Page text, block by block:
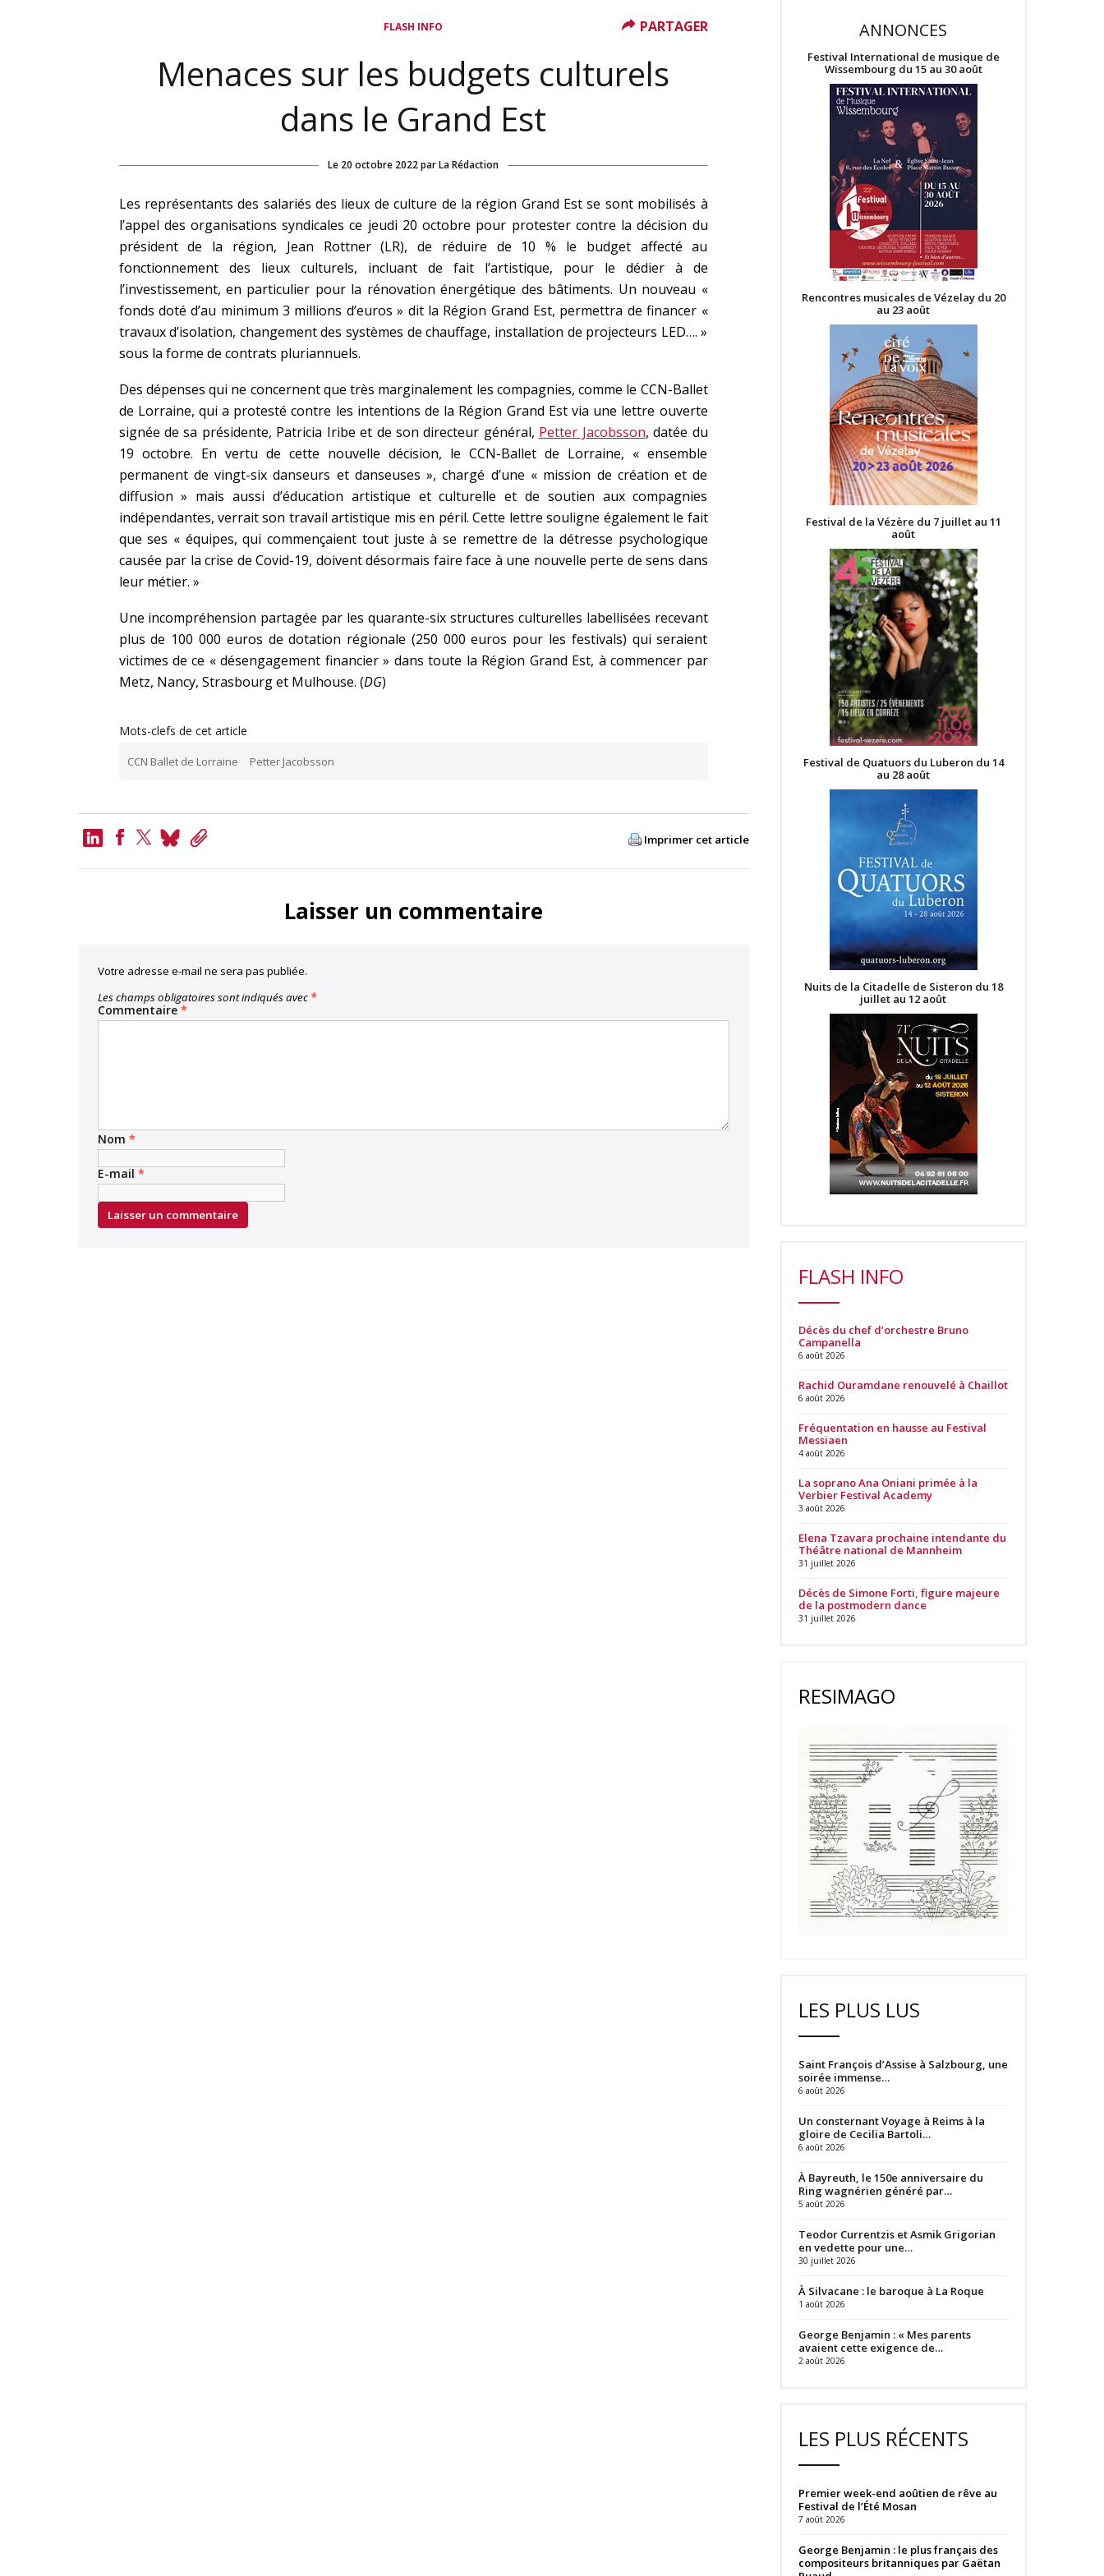
FLASH INFO
Menaces sur les budgets culturels
dans le Grand Est
Le 20 octobre 2022parLa Rédaction
Les représentants des salariés des lieux de culture de la région Grand Est se sont mobilisés à
l’appel des organisations syndicales ce jeudi 20 octobre pour protester contre la décision du
président de la région, Jean Rottner (LR), de réduire de 10 % le budget affecté au
fonctionnement des lieux culturels, incluant de fait l’artistique, pour le dédier à de
l’investissement, en particulier pour la rénovation énergétique des bâtiments. Un nouveau «
fonds doté d’au minimum 3 millions d’euros » dit la Région Grand Est, permettra de financer «
travaux d’isolation, changement des systèmes de chauffage, installation de projecteurs LED…. »
sous la forme de contrats pluriannuels.
Des dépenses qui ne concernent que très marginalement les compagnies, comme le CCN-Ballet
de Lorraine, qui a protesté contre les intentions de la Région Grand Est via une lettre ouverte
signée de sa présidente, Patricia Iribe et de son directeur général, Petter Jacobsson, datée du
19 octobre. En vertu de cette nouvelle décision, le CCN-Ballet de Lorraine, « ensemble
permanent de vingt-six danseurs et danseuses », chargé d’une « mission de création et de
diffusion » mais aussi d’éducation artistique et culturelle et de soutien aux compagnies
indépendantes, verrait son travail artistique mis en péril. Cette lettre souligne également le fait
que ses « équipes, qui commençaient tout juste à se remettre de la détresse psychologique
causée par la crise de Covid-19, doivent désormais faire face à une nouvelle perte de sens dans
leur métier. »
Une incompréhension partagée par les quarante-six structures culturelles labellisées recevant
plus de 100 000 euros de dotation régionale (250 000 euros pour les festivals) qui seraient
victimes de ce « désengagement financier » dans toute la Région Grand Est, à commencer par
Metz, Nancy, Strasbourg et Mulhouse. (DG)
PARTAGER
Mots-clefs de cet article
CCN Ballet de Lorraine Petter Jacobsson
LinkedIn
BlueskyCopy
Imprimer cet article
Laisser un commentaire
Votre adresse e-mail ne sera pas publiée.
Les champs obligatoires sont indiqués avec *
Commentaire *
Nom *
E-mail *
ANNONCES
Festival International de musique de
Wissembourg du 15 au 30 août
Rencontres musicales de Vézelay du 20
au 23 août
Festival de la Vézère du 7 juillet au 11
août
Festival de Quatuors du Luberon du 14
au 28 août
Nuits de la Citadelle de Sisteron du 18
juillet au 12 août
FLASH INFO
Décès du chef d’orchestre Bruno
Campanella
6 août 2026
Rachid Ouramdane renouvelé à Chaillot
6 août 2026
Fréquentation en hausse au Festival
Messiaen
4 août 2026
La soprano Ana Oniani primée à la
Verbier Festival Academy
3 août 2026
Elena Tzavara prochaine intendante du
Théâtre national de Mannheim
31 juillet 2026
Décès de Simone Forti, figure majeure
de la postmodern dance
31 juillet 2026
RESIMAGO
LES PLUS LUS
Saint François d’Assise à Salzbourg, une
soirée immense…
6 août 2026
Un consternant Voyage à Reims à la
gloire de Cecilia Bartoli…
6 août 2026
À Bayreuth, le 150e anniversaire du
Ring wagnérien généré par…
5 août 2026
Teodor Currentzis et Asmik Grigorian
en vedette pour une…
30 juillet 2026
À Silvacane : le baroque à La Roque
1 août 2026
George Benjamin : « Mes parents
avaient cette exigence de…
2 août 2026
LES PLUS RÉCENTS
Premier week-end aoûtien de rêve au
Festival de l’Été Mosan
7 août 2026
George Benjamin : le plus français des
compositeurs britanniques par Gaëtan